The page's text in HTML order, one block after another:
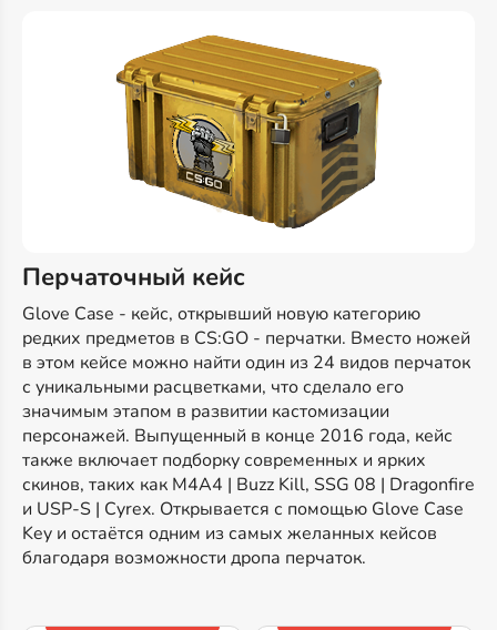
Перчаточный кейс
Glove Case - кейс, открывший новую категорию
редких предметов в CS:GO - перчатки. Вместо ножей
в этом кейсе можно найти один из 24 видов перчаток
с уникальными расцветками, что сделало его
значимым этапом в развитии кастомизации
персонажей. Выпущенный в конце 2016 года, кейс
также включает подборку современных и ярких
скинов, таких как M4A4 | Buzz Kill, SSG 08 | Dragonfire
и USP-S | Cyrex. Открывается с помощью Glove Case
Key и остаётся одним из самых желанных кейсов
благодаря возможности дропа перчаток.